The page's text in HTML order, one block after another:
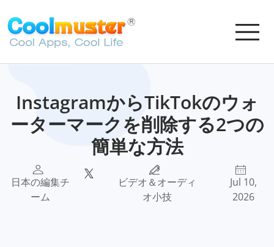
InstagramからTikTokのウォ
ーターマークを削除する2つの
簡単な方法
日本の編集チ
ーム
ビデオ＆オーディ
オ小技
Jul 10,
2026